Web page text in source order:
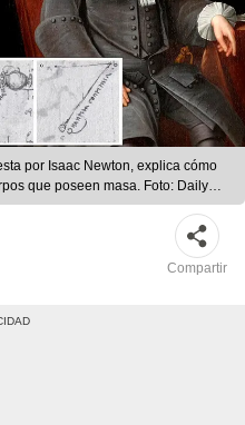
por Isaac Newton, explica cómo
que poseen masa. Foto: Daily
Compartir